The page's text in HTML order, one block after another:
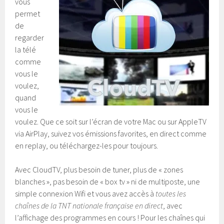
permet
de
regarder
la télé
comme
vous le
voulez,
quand
vous le
voulez. Que ce soit sur l’écran de votre Mac ou sur AppleTV
via AirPlay, suivez vos émissions favorites, en direct comme
en replay, ou téléchargez-les pour toujours.
Avec CloudTV, plus besoin de tuner, plus de « zones
blanches », pas besoin de « box tv » ni de multiposte, une
simple connexion Wifi et vous avez accès à toutes les
chaînes de la TNT nationale française en direct, avec
l’affichage des programmes en cours ! Pour les chaînes qui